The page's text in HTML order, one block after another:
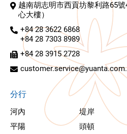
越南胡志明市西貢坊黎利路65
心大樓）
+84 28 3622 6868
+84 28 7303 8989
+84 28 3915 2728
分行
河內 堤岸
平陽
頭頓